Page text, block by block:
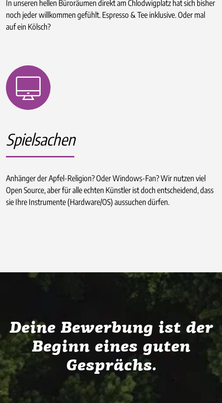
In unseren hellen Büroräumen direkt am Chlodwigplatz hat sich bisher
noch jeder willkommen gefühlt. Espresso & Tee inklusive. Oder mal
auf ein Kölsch?
Spielsachen
Anhänger der Apfel-Religion? Oder Windows-Fan? Wir nutzen viel
Open Source, aber für alle echten Künstler ist doch entscheidend, dass
sie Ihre Instrumente (Hardware/OS) aussuchen dürfen.
Deine Bewerbung ist der
Beginn eines guten
Gesprächs.